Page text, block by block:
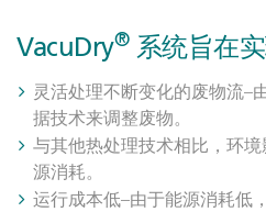
VacuDry®系统旨在实
灵活处理不断变化的废物流–
据技术来调整废物。
与其他热处理技术相比，环
源消耗。
运行成本低–由于能源消耗低